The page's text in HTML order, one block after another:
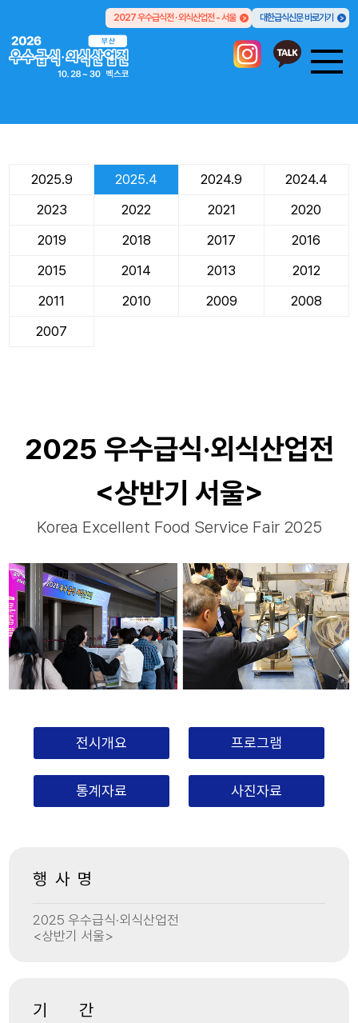
2027 우수급식전 · 외식산업전 - 서울 대한급식신문 바로가기
2025.9 2025.4 2024.9
2024.4
2023
2022 2021
2020
2019
2018 2017
2016
2015
2014 2013
2012
2011
2010 2009
2008
2007
2025 우수급식·외식산업전
<상반기 서울>
Korea Excellent Food Service Fair 2025
전시개요 프로그램
통계자료 사진자료
행 사 명
2025 우수급식·외식산업전
<상반기 서울>
기 간